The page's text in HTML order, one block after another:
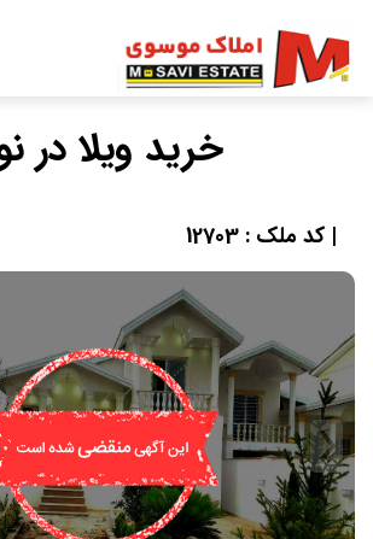
خرید ویلا در
| کد ملک : 12703